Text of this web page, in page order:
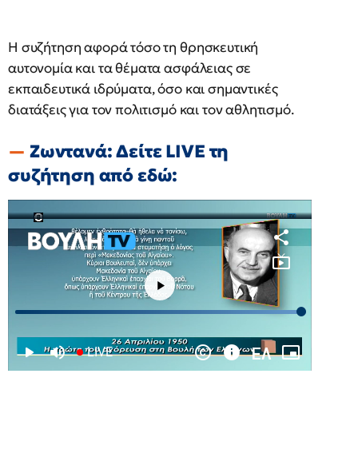
Η συζήτηση αφορά τόσο τη θρησκευτική
αυτονομία και τα θέματα ασφάλειας σε
εκπαιδευτικά ιδρύματα, όσο και σημαντικές
διατάξεις για τον πολιτισμό και τον αθλητισμό.
Ζωντανά: Δείτε LIVE τη
συζήτηση από εδώ: